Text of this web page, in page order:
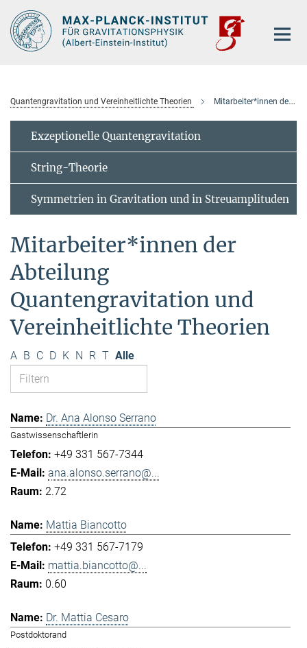
Hauptinhalt
Quantengravitation und Vereinheitlichte Theorien Mitarbeiter*innen der Abteilung
Exzeptionelle Quantengravitation
String-Theorie
Symmetrien in Gravitation und in Streuamplituden
Mitarbeiter*innen der
Abteilung
Quantengravitation und
Vereinheitlichte Theorien
A B C D K N R T Alle
Dr. Ana Alonso Serrano
Gastwissenschaftlerin
+49 331 567-7344
ana.alonso.serrano@...
2.72
Mattia Biancotto
+49 331 567-7179
mattia.biancotto@...
0.60
Dr. Mattia Cesaro
Postdoktorand